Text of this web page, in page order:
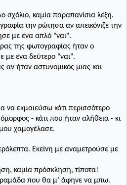
σχόλιο, καμία παραπανίσια λέξη.
την ρώτησα αν απεικόνιζε την
με ένα απλό "ναι".
της φωτογραφίας ήταν ο
ένα δεύτερο "ναι".
ήταν αστυνομικός μιας και
να εκμαιεύσω κάτι περισσότερο
- κάτι που ήταν αλήθεια - κι
χαμογέλασε.
Εκείνη με αναμετρούσε με
καμία πρόσκληση, τίποτα!
που θα μ’ άφηνε να μπω.